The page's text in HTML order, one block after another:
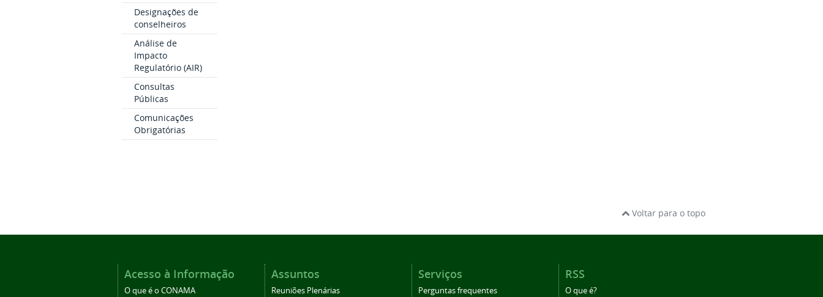
Designações de
conselheiros
Análise de
Impacto
Regulatório (AIR)
Consultas
Públicas
Comunicações
Obrigatórias
Voltar para o topo
Acesso à Informação
O que é o CONAMA
Assuntos
Reuniões Plenárias
Serviços
Perguntas frequentes
RSS
O que é?